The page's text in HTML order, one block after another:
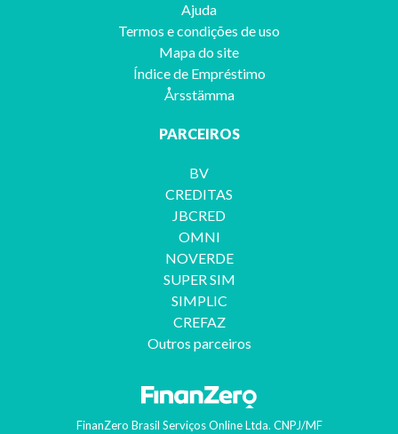
Ajuda
Termos e condições de uso
Mapa do site
Índice de Empréstimo
Årsstämma
PARCEIROS
BV
CREDITAS
JBCRED
OMNI
NOVERDE
SUPER SIM
SIMPLIC
CREFAZ
Outros parceiros
FinanZero Brasil Serviços Online Ltda. CNPJ/MF